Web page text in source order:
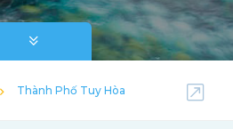
Thành Phố Tuy Hòa